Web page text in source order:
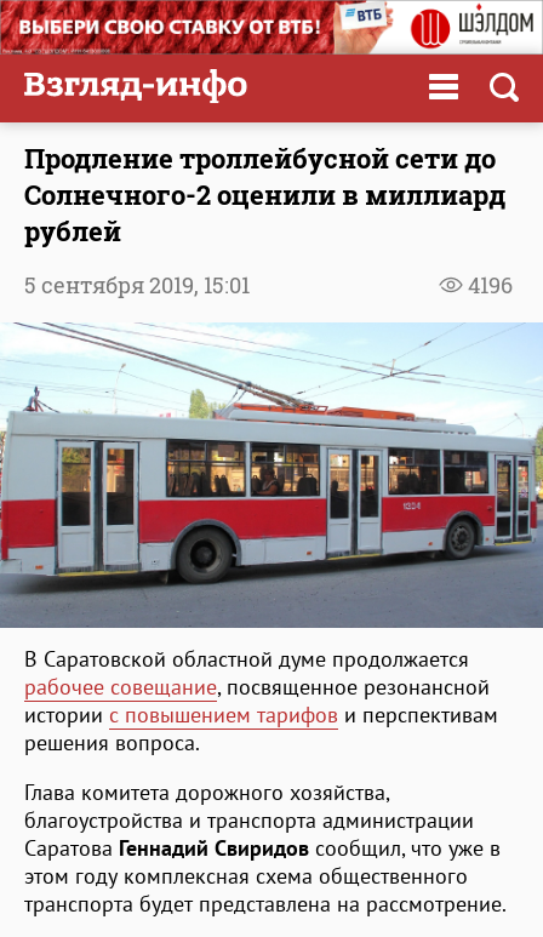
Продление троллейбусной сети до
Солнечного-2 оценили в миллиард
рублей
4196
5 сентября 2019, 15:01
В Саратовской областной думе продолжается
рабочее совещание, посвященное резонансной
истории с повышением тарифов и перспективам
решения вопроса.
Глава комитета дорожного хозяйства,
благоустройства и транспорта администрации
Саратова Геннадий Свиридов сообщил, что уже в
этом году комплексная схема общественного
транспорта будет представлена на рассмотрение.